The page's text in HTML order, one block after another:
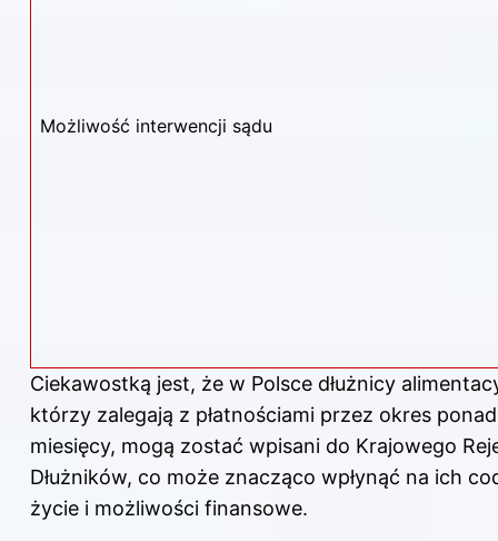
Możliwość interwencji sądu
Ciekawostką jest, że w Polsce dłużnicy
którzy zalegają z płatnościami przez okres
miesięcy, mogą zostać wpisani do Krajowego
Dłużników, co może znacząco wpłynąć na ich
życie i możliwości finansowe.